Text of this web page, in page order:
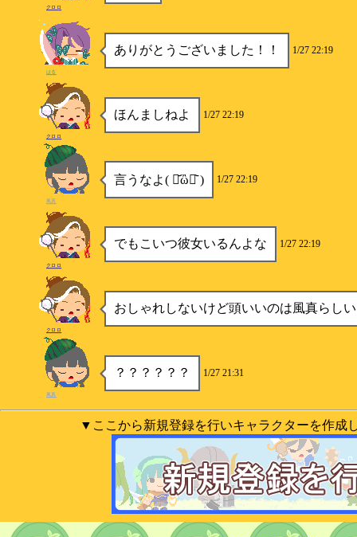
クロロ
ありがとうございました！！ 1/27 22:19
はる
ほんましねよ 1/27 22:19
クロロ
言うなよ( ･᷄ὢ･᷅ ) 1/27 22:19
風真
でもこいつ彼女いるんよな 1/27 22:19
クロロ
おしゃれしないけど頭いいのは風真らしい
クロロ
？？？？？？ 1/27 21:31
風真
▼ここから新規登録を行いキャラクターを作成